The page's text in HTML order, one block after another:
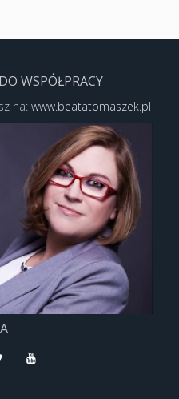
WSPÓŁPRACY
na: www.beatatomaszek.pl